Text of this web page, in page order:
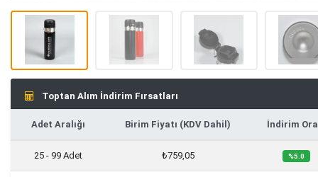
Toptan Alım İndirim Fırsatları
Adet Aralığı Birim Fiyatı (KDV Dahil) İndirim
25 - 99 Adet ₺759,05 %5.0